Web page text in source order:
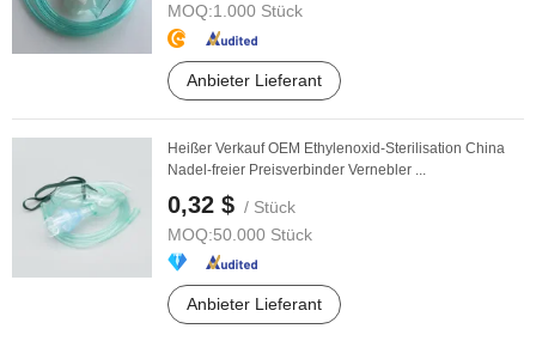
MOQ:1.000 Stück
Anbieter Lieferant
Heißer Verkauf OEM Ethylenoxid-Sterilisation China
Nadel-freier Preisverbinder Vernebler ...
0,32 $ / Stück
MOQ:50.000 Stück
Anbieter Lieferant